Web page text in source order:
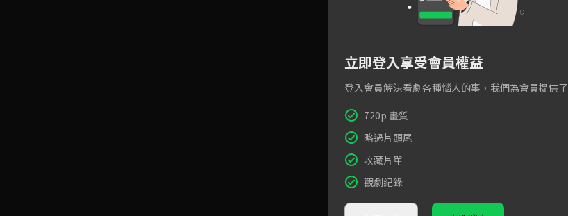
立即登入享受會員權益
登入會員解決看劇各種惱人的事，我們為會員提供了
720p 畫質
略過片頭尾
收藏片單
觀劇紀錄